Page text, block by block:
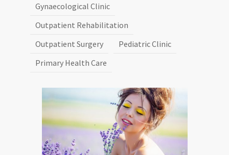
Gynaecological Clinic
Outpatient Rehabilitation
Outpatient Surgery
Pediatric Clinic
Primary Health Care